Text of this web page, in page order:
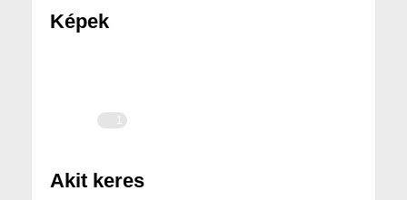
Képek
1
Akit keres